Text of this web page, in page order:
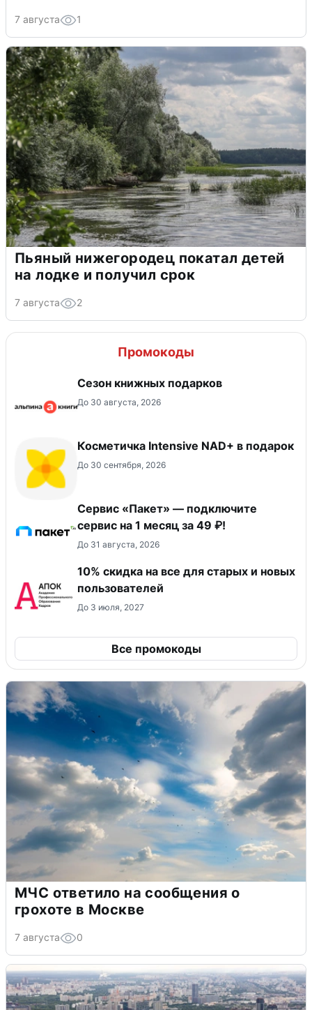
7 августа 1
Пьяный нижегородец покатал детей
на лодке и получил срок
7 августа 2
Промокоды
Сезон книжных подарков
До 30 августа, 2026
Косметичка Intensive NAD+ в подарок
До 30 сентября, 2026
Сервис «Пакет» — подключите
сервис на 1 месяц за 49 ₽!
До 31 августа, 2026
10% скидка на все для старых и новых
пользователей
До 3 июля, 2027
Все промокоды
МЧС ответило на сообщения о
грохоте в Москве
7 августа 0